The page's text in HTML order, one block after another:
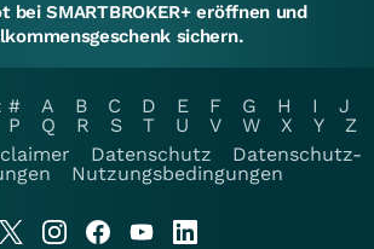
bei SMARTBROKER+ eröffnen und
sichern.
# A B C D E F G H I
J
P Q R S T U V W X Y
Z
Datenschutz
Datenschutz-
Nutzungsbedingungen